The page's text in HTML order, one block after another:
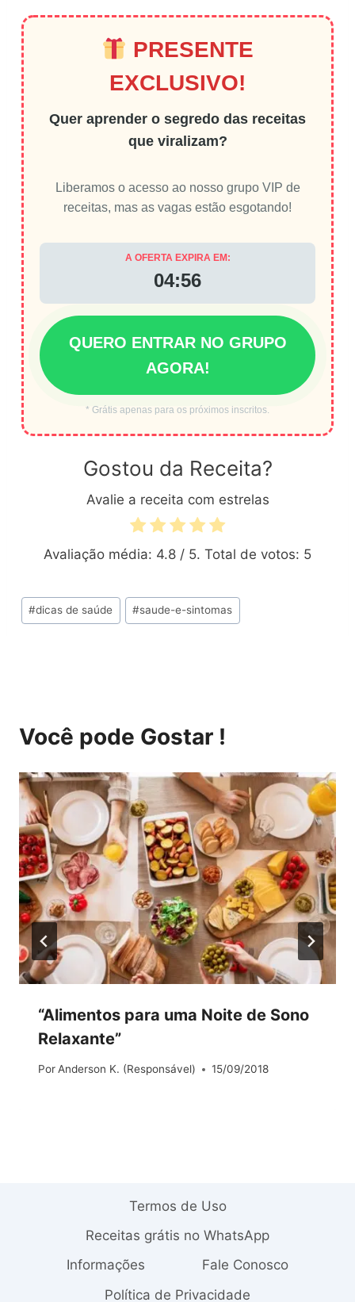
PRESENTE
EXCLUSIVO!
Quer aprender o segredo das receitas
que viralizam?
Liberamos o acesso ao nosso grupo VIP de
receitas, mas as vagas estão esgotando!
A OFERTA EXPIRA EM:
04:55
QUERO ENTRAR NO GRUPO
AGORA!
* Grátis apenas para os próximos inscritos.
Gostou da Receita?
Avalie a receita com estrelas
Avaliação média: 4.8 / 5. Total de votos: 5
Tags
do
#dicas de saúde #saude-e-sintomas
Você pode Gostar !
“Alimentos para uma Noite de Sono
Relaxante”
Por Anderson K. (Responsável) 15/09/2018
Termos de Uso
Receitas grátis no WhatsApp
Informações
Fale Conosco
Política de Privacidade